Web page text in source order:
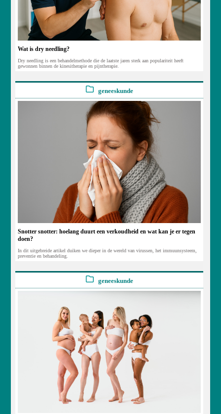
Wat is dry needling?
Dry needling is een behandelmethode die de laatste jaren sterk aan populariteit heeft
gewonnen binnen de kinesitherapie en pijntherapie.
geneeskunde
Snotter snotter: hoelang duurt een verkoudheid en wat kan je er tegen
doen?
In dit uitgebreide artikel duiken we dieper in de wereld van virussen, het immuunsysteem,
preventie en behandeling.
geneeskunde